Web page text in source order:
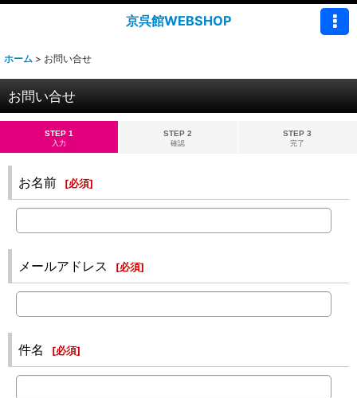
京呉館WEBSHOP
ホーム > お問い合せ
お問い合せ
STEP 1
入力
STEP 2
確認
STEP 3
完了
お名前 [必須]
メールアドレス [必須]
件名 [必須]